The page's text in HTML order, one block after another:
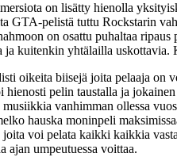
on lisätty hienolla
GTA-pelistä tuttu Rockstarin
on osattu puhaltaa
kuitenkin yhtälailla
oikeita biisejä joita pelaaja on
pelin taustalla ja
vanhimman ollessa
hauska moninpeli
voi pelata kaikki kaikkia
ajan umpeutuessa voittaa.